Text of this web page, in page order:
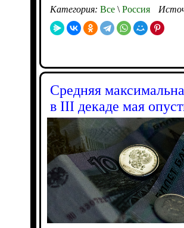
Категория: Все \ Россия
Средняя
в III декаде мая